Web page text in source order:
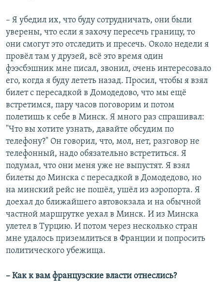
– Я убедил их, что буду сотрудничать, они были
уверены, что если я захочу пересечь границу, то
они смогут это отследить и пресечь. Около недели я
провёл там у друзей, всё это время один
фээсбэшник мне писал, звонил, очень интересовало
его, когда я буду лететь назад. Просил, чтобы я взял
билет с пересадкой в Домодедово, что мы ещё
встретимся, пару часов поговорим и потом
полетишь к себе в Минск. Я много раз спрашивал:
"Что вы хотите узнать, давайте обсудим по
телефону?" Он говорил, что, мол, нет, разговор не
телефонный, надо обязательно встретиться. Я
подумал, что они меня уже не выпустят. Я взял
билеты до Минска с пересадкой в Домодедово, но
на минский рейс не пошёл, ушёл из аэропорта. Я
доехал до ближайшего автовокзала и на обычной
частной маршрутке уехал в Минск. И из Минска
улетел в Турцию. И потом через несколько стран
мне удалось приземлиться в Франции и попросить
политического убежища.
– Как к вам французские власти отнеслись?